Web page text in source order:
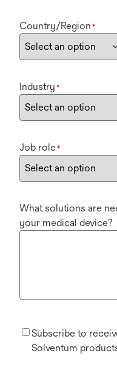
Country/Region *
Industry *
Job role*
What solutions are
your medical device?
Subscribe to
Solventum